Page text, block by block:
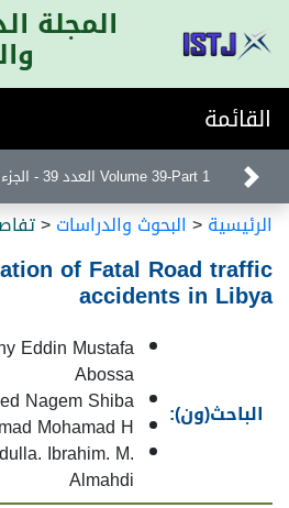
المجلة
القائمة
Volume 39-Part 1 العدد 39 - الجزء الأول
الرئيسية< البحوث والدراسات<
of Fatal Road traffic
accidents in Libya
الباحث(ون):
Eddin Mustafa
Abossa
Nagem Shiba
Mohamad H
Ibrahim. M.
Almahdi